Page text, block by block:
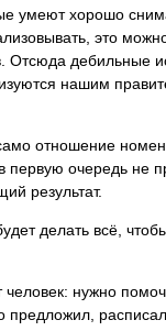
умеют хорошо
это
Отсюда дебильные
нашим
отношение
первую очередь не
результат.
делать всё,
человек: нужно
предложил,